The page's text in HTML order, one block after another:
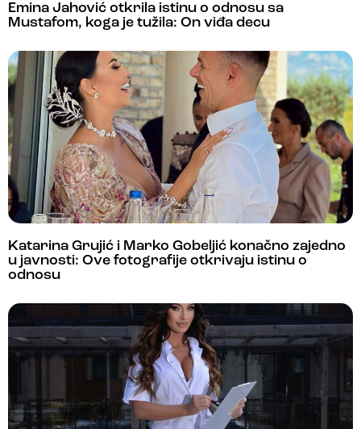
Emina Jahović otkrila istinu o odnosu sa
Mustafom, koga je tužila: On viđa decu
Katarina Grujić i Marko Gobeljić konačno zajedno
u javnosti: Ove fotografije otkrivaju istinu o
odnosu